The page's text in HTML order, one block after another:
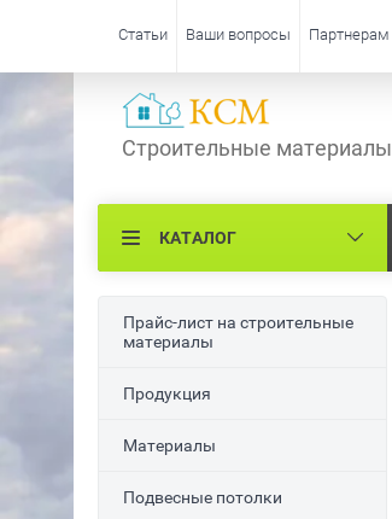
Статьи Ваши вопросы Партнерам
Строительные материалы
КАТАЛОГ
Прайс-лист на строительные
материалы
Продукция
Материалы
Подвесные потолки